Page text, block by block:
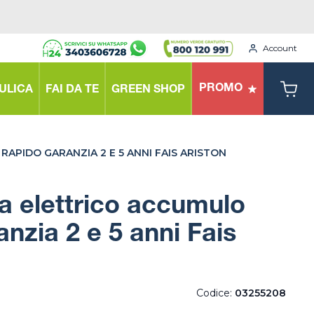
Account
FAI DA TE GREEN SHOP PROMO
GARANZIA 2 E 5 ANNI FAIS ARISTON
elettrico accumulo
2 e 5 anni Fais
Codice: 03255208